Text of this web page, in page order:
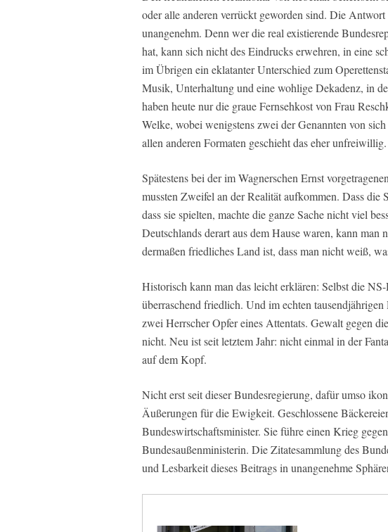
oder alle anderen verrückt geworden sind. Die
unangenehm. Denn wer die real existierende
hat, kann sich nicht des Eindrucks erwehren, in eine
im Übrigen ein eklatanter Unterschied zum
Musik, Unterhaltung und eine wohlige Dekadenz, in
haben heute nur die graue Fernsehkost von Frau
Welke, wobei wenigstens zwei der Genannten von
allen anderen Formaten geschieht das eher unfreiwillig.
Spätestens bei der im Wagnerschen Ernst
mussten Zweifel an der Realität aufkommen. Dass die
dass sie spielten, machte die ganze Sache nicht viel
Deutschlands derart aus dem Hause waren, kann man
dermaßen friedliches Land ist, dass man nicht weiß,
Historisch kann man das leicht erklären: Selbst die
überraschend friedlich. Und im echten
zwei Herrscher Opfer eines Attentats. Gewalt gegen
nicht. Neu ist seit letztem Jahr: nicht einmal in der
auf dem Kopf.
Nicht erst seit dieser Bundesregierung, dafür umso
Äußerungen für die Ewigkeit. Geschlossene
Bundeswirtschaftsminister. Sie führe einen Krieg
Bundesaußenministerin. Die Zitatesammlung des
und Lesbarkeit dieses Beitrags in unangenehme